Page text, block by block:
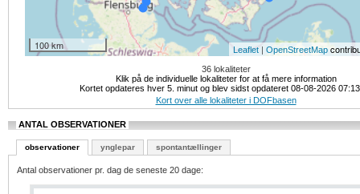
100 km Leaflet | OpenStreetMap
36 lokaliteter
Klik på de individuelle lokaliteter for at få mere information
Kortet opdateres hver 5. minut og blev sidst opdateret 08-08-2026
Kort over alle lokaliteter i DOFbasen
ANTAL OBSERVATIONER
observationer ynglepar spontantællinger
Antal observationer pr. dag de seneste 20 dage: